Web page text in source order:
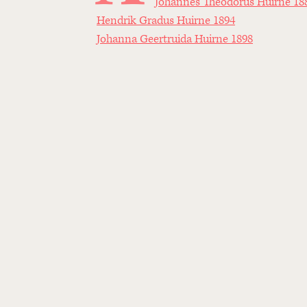
Hendrik Gradus Huirne 1894
Johanna Geertruida Huirne 1898